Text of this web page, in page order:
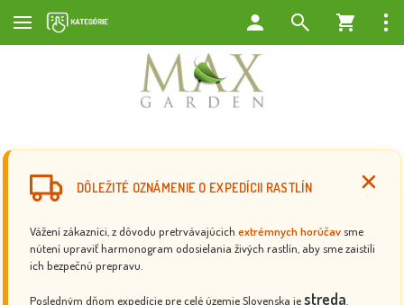
DÔLEŽITÉ OZNÁMENIE O EXPEDÍCII RASTLÍN
Vážení zákazníci, z dôvodu pretrvávajúcich extrémnych horúčav sme
nútení upraviť harmonogram odosielania živých rastlín, aby sme zaistili
ich bezpečnú prepravu.
Posledným dňom expedície pre celé územie Slovenska jestreda